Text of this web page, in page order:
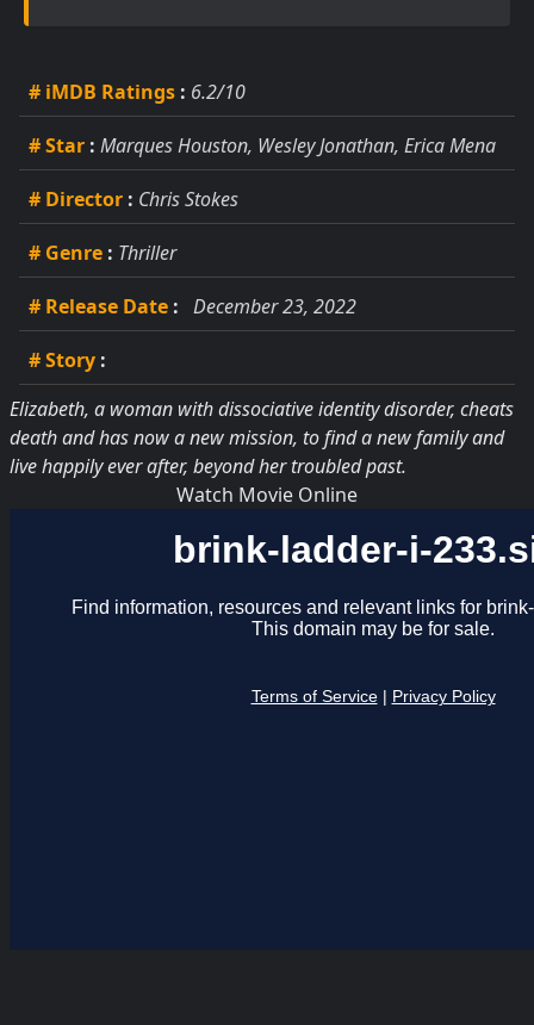
# iMDB Ratings : 6.2/10
# Star : Marques Houston, Wesley Jonathan, Erica Mena
# Director : Chris Stokes
# Genre : Thriller
# Release Date : December 23, 2022
# Story :
Elizabeth, a woman with dissociative identity disorder, cheats
death and has now a new mission, to find a new family and
live happily ever after, beyond her troubled past.
Watch Movie Online